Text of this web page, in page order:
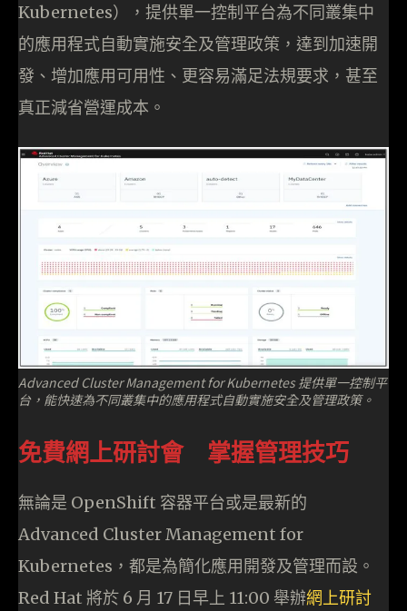
Kubernetes），提供單一控制平台為不同叢集中
的應用程式自動實施安全及管理政策，達到加速開
發、增加應用可用性、更容易滿足法規要求，甚至
真正減省營運成本。
Advanced Cluster Management for Kubernetes 提供單一控制平
台，能快速為不同叢集中的應用程式自動實施安全及管理政策。
免費網上研討會 掌握管理技巧
無論是 OpenShift 容器平台或是最新的
Advanced Cluster Management for
Kubernetes，都是為簡化應用開發及管理而設。
Red Hat 將於 6 月 17 日早上 11:00 舉辦網上研討